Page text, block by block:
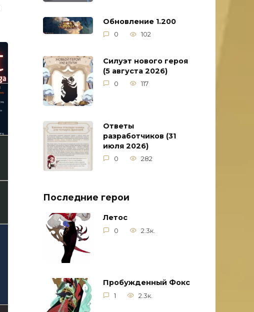
Обновление 1.200
0 102
Силуэт нового героя
(5 августа 2026)
0 117
Ответы
разработчиков (31
июля 2026)
0 282
Последние герои
Летос
0 2.3к.
Пробужденный Фокс
1 2.3к.